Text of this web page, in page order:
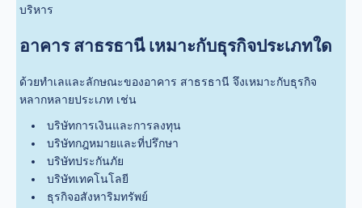
บริหาร
อาคาร สาธรธานี เหมาะกับธุรกิจประเภทใด
ด้วยทำเลและลักษณะของอาคาร สาธรธานี จึงเหมาะกับธุรกิจ
หลากหลายประเภท เช่น
บริษัทการเงินและการลงทุน
บริษัทกฎหมายและที่ปรึกษา
บริษัทประกันภัย
บริษัทเทคโนโลยี
ธุรกิจอสังหาริมทรัพย์